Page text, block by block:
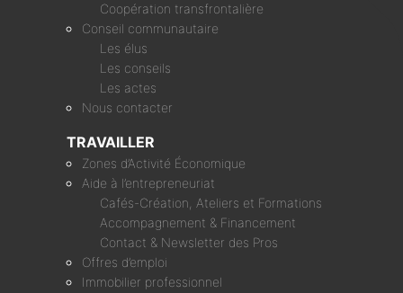
Coopération transfrontalière
Conseil communautaire
Les élus
Les conseils
Les actes
Nous contacter
TRAVAILLER
Zones d’Activité Économique
Aide à l’entrepreneuriat
Cafés-Création, Ateliers et Formations
Accompagnement & Financement
Contact & Newsletter des Pros
Offres d’emploi
Immobilier professionnel